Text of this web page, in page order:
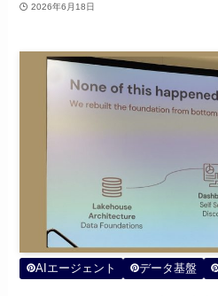
2026年6月18日
AIエージェント データ基盤